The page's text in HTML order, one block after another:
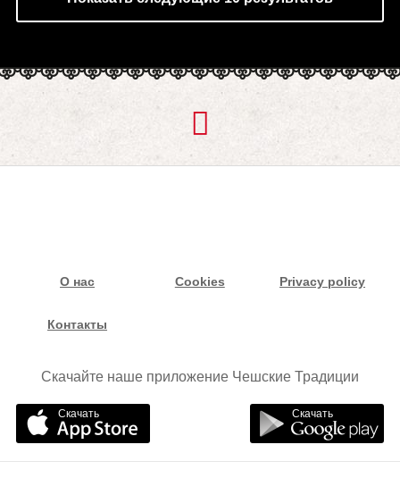
О нас Cookies Privacy policy
Контакты
Скачайте наше приложение Чешские Традиции
Скачать Скачать